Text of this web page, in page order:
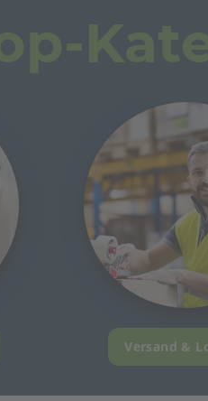
Versand &